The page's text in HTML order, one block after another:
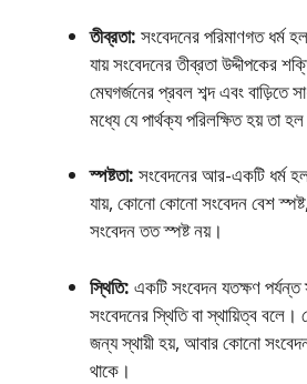
তীব্রতা: সংবেদনের পরিমাণগত ধর্ম
যায় সংবেদনের তীব্রতা উদ্দীপকের
মেঘগর্জনের প্রবল শব্দ এবং বাড়িতে
মধ্যে যে পার্থক্য পরিলক্ষিত হয় তা
স্পষ্টতা: সংবেদনের আর-একটি ধর্ম
যায়, কোনাে কোনাে সংবেদন বেশ
সংবেদন তত স্পষ্ট নয়।
স্থিতি: একটি সংবেদন যতক্ষণ পর্যন্ত
সংবেদনের স্থিতি বা স্থায়িত্ব বলে।
জন্য স্থায়ী হয়, আবার কোনাে
থাকে।